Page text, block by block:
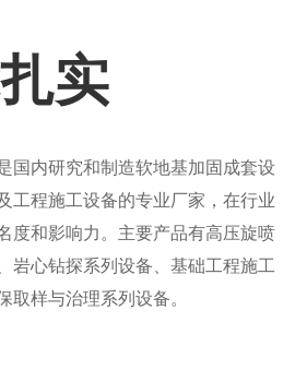
实
国内研究和制造软地基加固成套设
工程施工设备的专业厂家，在行业
度和影响力。主要产品有高压旋喷
岩心钻探系列设备、基础工程施工
取样与治理系列设备。